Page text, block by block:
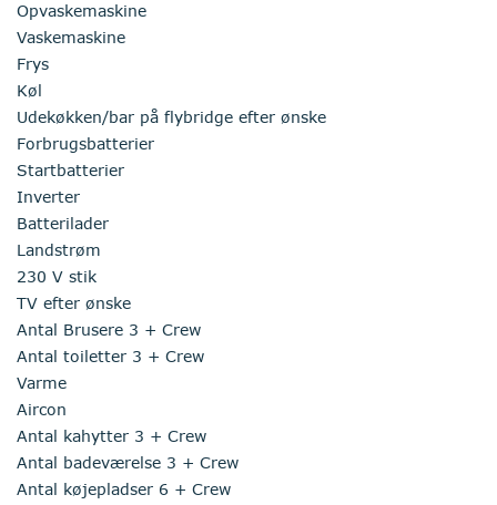
Opvaskemaskine
Vaskemaskine
Frys
Køl
Udekøkken/bar på flybridge efter ønske
Forbrugsbatterier
Startbatterier
Inverter
Batterilader
Landstrøm
230 V stik
TV efter ønske
Antal Brusere 3 + Crew
Antal toiletter 3 + Crew
Varme
Aircon
Antal kahytter 3 + Crew
Antal badeværelse 3 + Crew
Antal køjepladser 6 + Crew